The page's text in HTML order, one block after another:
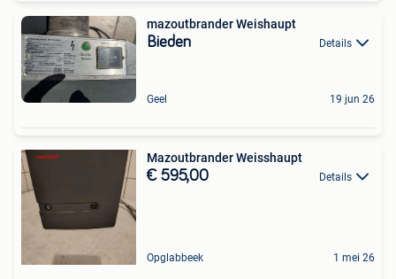
mazoutbrander Weishaupt
Bieden Details
Geel 19 jun 26
Mazoutbrander Weisshaupt
€ 595,00 Details
Opglabbeek 1 mei 26